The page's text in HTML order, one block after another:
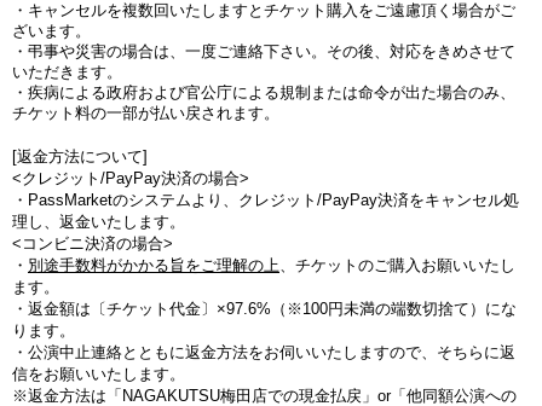
・キャンセルを複数回いたしますとチケット購入をご遠慮頂く場合がご
ざいます。
・弔事や災害の場合は、一度ご連絡下さい。その後、対応をきめさせて
いただきます。
・疾病による政府および官公庁による規制または命令が出た場合のみ、
チケット料の一部が払い戻されます。
[返金方法について]
<クレジット/PayPay決済の場合>
・PassMarketのシステムより、クレジット/PayPay決済をキャンセル処
理し、返金いたします。
<コンビニ決済の場合>
・ 別途手数料がかかる旨をご理解の上、チケットのご購入お願いいたし
ます。
・ 返金額は〔チケット代金〕×97.6%（※100円未満の端数切捨て ）にな
ります。
・公演中止連絡とともに返金方法をお伺いいたしますので、そちらに返
信をお願いいたします。
※返金方法は「NAGAKUTSU梅田店での現金払戻」or「他同額公演への